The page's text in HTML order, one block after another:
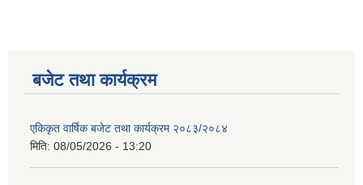
बजेट तथा कार्यक्रम
एकिकृत वार्षिक बजेट तथा कार्यक्रम २०८३/२०८४
मिति: 08/05/2026 - 13:20